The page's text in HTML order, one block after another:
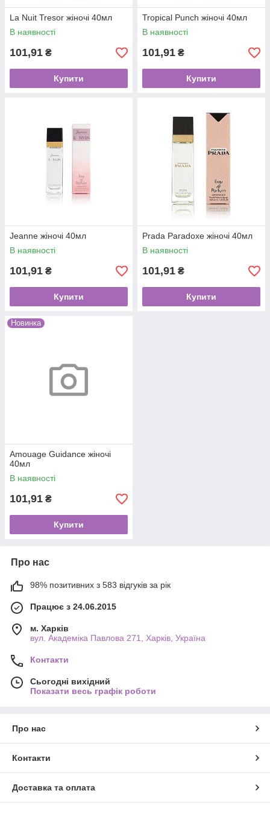
La Nuit Tresor жіночі 40мл
В наявності
101,91 ₴
Купити
Tropical Punch жіночі 40мл
В наявності
101,91 ₴
Купити
Jeanne жіночі 40мл
В наявності
101,91 ₴
Купити
Prada Paradoxe жіночі 40мл
В наявності
101,91 ₴
Купити
Новинка
Amouage Guidance жіночі
40мл
В наявності
101,91 ₴
Купити
Про нас
98% позитивних з 583 відгуків за рік
Працює з 24.06.2015
м. Харків
вул. Академіка Павлова 271, Харків, Україна
Контакти
Сьогодні вихідний
Показати весь графік роботи
Про нас
Контакти
Доставка та оплата